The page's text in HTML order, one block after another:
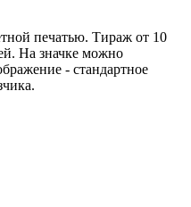
печатью. Тираж от 10
На значке можно
- стандартное